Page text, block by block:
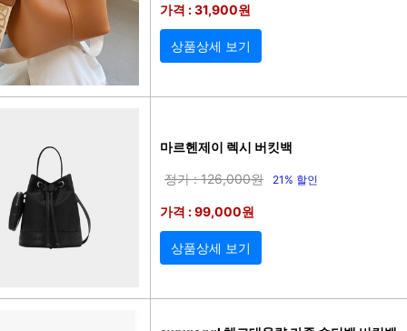
가격 : 31,900원
상품상세 보기
마르헨제이 렉시 버킷백
정가 : 126,000원 21% 할인
가격 : 99,000원
상품상세 보기